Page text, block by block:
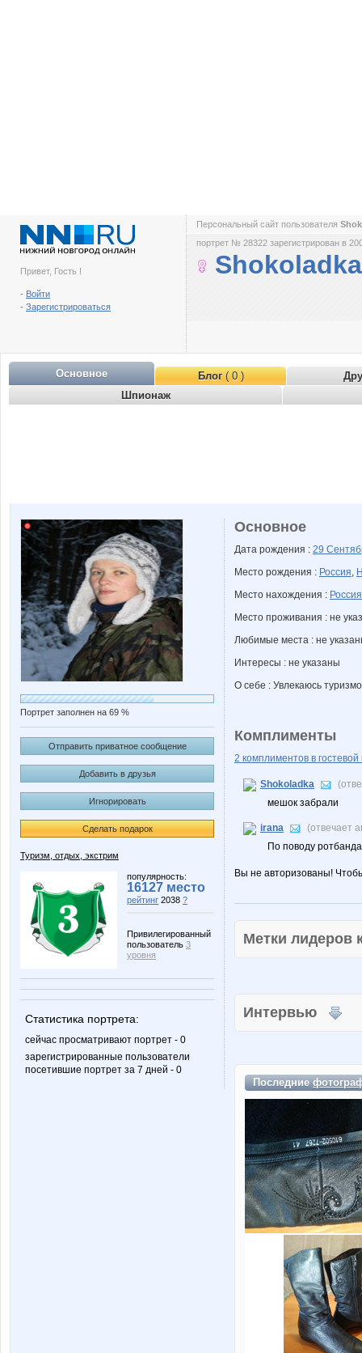
Привет, Гость !
- Войти
- Зарегистрироваться
Персональный сайт пользователя
портрет № 28322 зарегистрирован в
Shokoladka
Основное Блог( 0 )
Шпионаж
Портрет заполнен на 69 %
Отправить приватное сообщение
Добавить в друзья
Игнорировать
Сделать подарок
Туризм, отдых, экстрим
популярность:
16127 место
рейтинг 2038 ?
Привилегированный
пользователь 3
уровня
Статистика портрета:
сейчас просматривают портрет - 0
зарегистрированные пользователи
посетившие портрет за 7 дней - 0
Основное
Дата рождения : 29
Место рождения : Россия,
Место нахождения : Россия
Место проживания : не
Любимые места : не
Интересы : не указаны
О себе : Увлекаюсь
Комплименты
2 комплиментов в гостевой
Shokoladka
мешок забрали
irana
(отвечает
По поводу
Вы не авторизованы!
Метки
Интервью
Последние